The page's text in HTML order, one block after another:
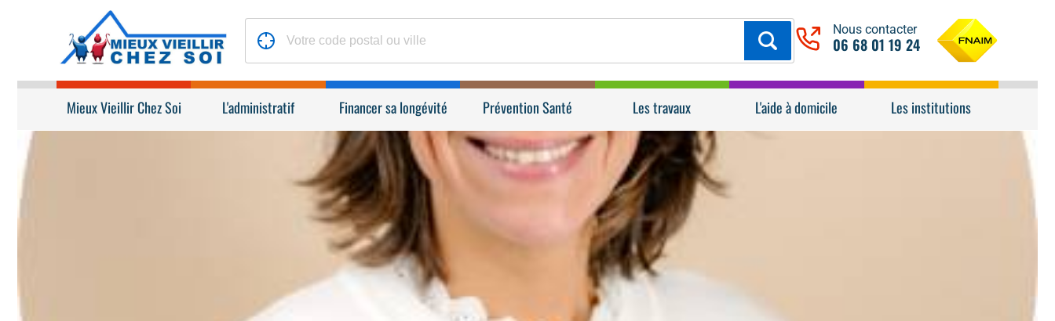
Nous contacter
06 68 01 19 24
Mieux Vieillir Chez Soi L'administratif Financer sa longévité Prévention Santé Les travaux L'aide à domicile Les institutions